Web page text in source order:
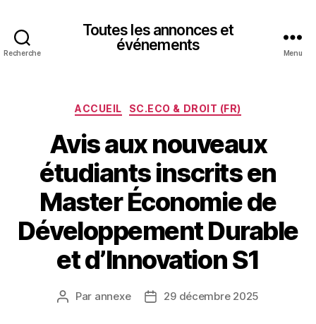
Recherche
Toutes les annonces et
événements
Menu
Catégories
ACCUEIL SC.ECO & DROIT (FR)
Avis aux nouveaux
étudiants inscrits en
Master Économie de
Développement Durable
et d’Innovation S1
Auteur
Par annexe
Date29 décembre 2025